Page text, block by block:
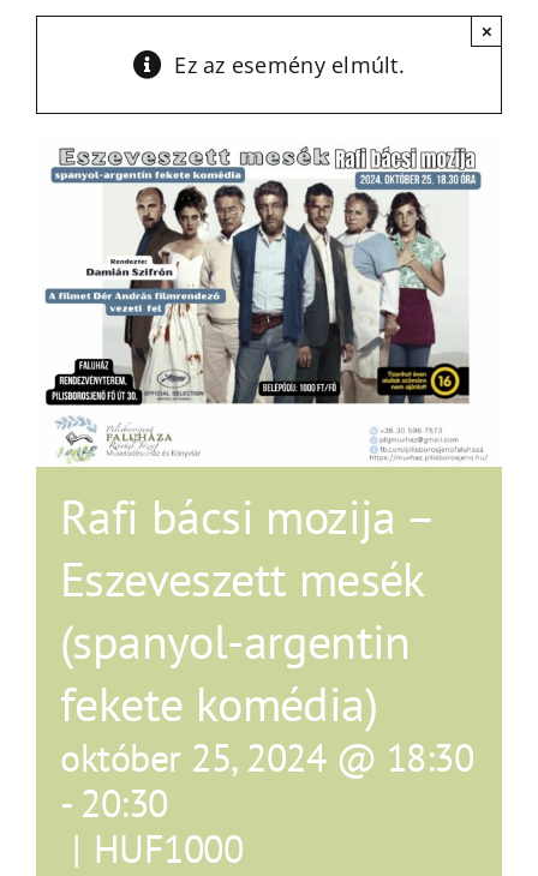
Ez az esemény elmúlt.
×
Rafi bácsi mozija –
Eszeveszett mesék
(spanyol-argentin
fekete komédia)
október 25, 2024 @ 18:30
- 20:30
| HUF1000